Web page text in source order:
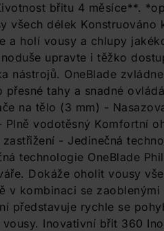
břitu 4 měsíce**.
všech délek
a holí vousy a chlupy
upravte i těžko
nástrojů. OneBlade
přesné tahy a snadné
na tělo (3 mm) -
vodotěsný Komfortní
- Jedinečná
technologie OneBlade
Dokáže oholit vousy
v kombinaci se
představuje rychle se
Inovativní břit 360